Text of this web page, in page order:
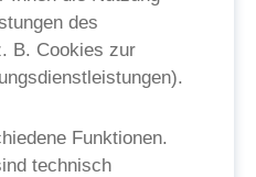
des
B. Cookies zur
Funktionen.
technisch